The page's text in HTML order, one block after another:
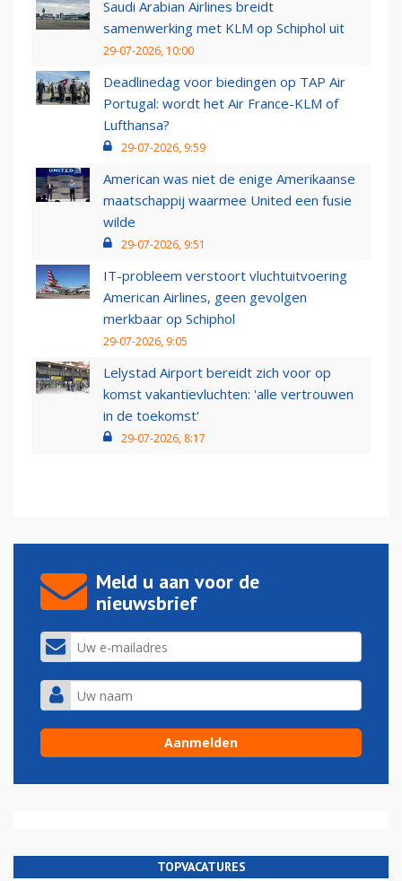
Saudi Arabian Airlines breidt
samenwerking met KLM op Schiphol uit
29-07-2026, 10:00
Deadlinedag voor biedingen op TAP Air
Portugal: wordt het Air France-KLM of
Lufthansa?
29-07-2026, 9:59
American was niet de enige Amerikaanse
maatschappij waarmee United een fusie
wilde
29-07-2026, 9:51
IT-probleem verstoort vluchtuitvoering
American Airlines, geen gevolgen
merkbaar op Schiphol
29-07-2026, 9:05
Lelystad Airport bereidt zich voor op
komst vakantievluchten: 'alle vertrouwen
in de toekomst'
29-07-2026, 8:17
Meld u aan voor de
nieuwsbrief
TOPVACATURES